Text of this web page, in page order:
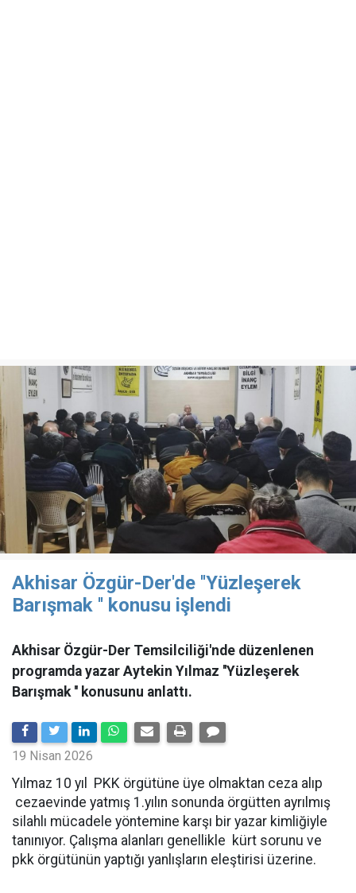
Akhisar Özgür-Der'de ''Yüzleşerek
Barışmak '' konusu işlendi
Akhisar Özgür-Der Temsilciliği'nde düzenlenen
programda yazar Aytekin Yılmaz ''Yüzleşerek
Barışmak '' konusunu anlattı.
19 Nisan 2026
Yılmaz 10 yıl PKK örgütüne üye olmaktan ceza alıp
cezaevinde yatmış 1.yılın sonunda örgütten ayrılmış
silahlı mücadele yöntemine karşı bir yazar kimliğiyle
tanınıyor. Çalışma alanları genellikle kürt sorunu ve
pkk örgütünün yaptığı yanlışların eleştirisi üzerine.